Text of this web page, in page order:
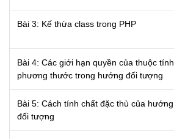
REVIEW
TÌM KIẾM
TIN TUYỂN
DỤNG
LIÊN HỆ
Bài 3: Kế thừa class trong PHP
Bài 4: Các giới hạn quyền của thuộc tính,
phương thước trong hướng đối tượng
Bài 5: Cách tính chất đặc thù của hướng
đối tượng